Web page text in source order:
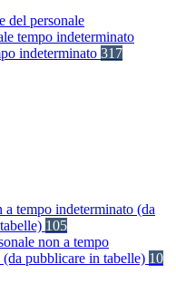
del personale
tempo indeterminato
indeterminato 317
a tempo indeterminato (da
105
non a tempo
pubblicare in tabelle) 10